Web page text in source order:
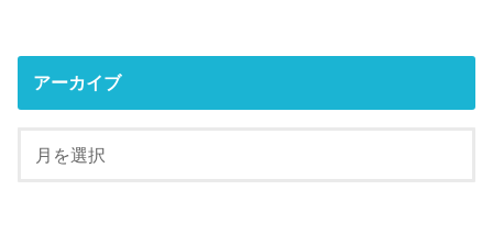
アーカイブ